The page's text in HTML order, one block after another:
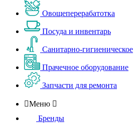
Овощеперерабатотка
Посуда и инвентарь
Санитарно-гигиеническое
Прачечное оборудование
Запчасти для ремонта
Меню 
Бренды